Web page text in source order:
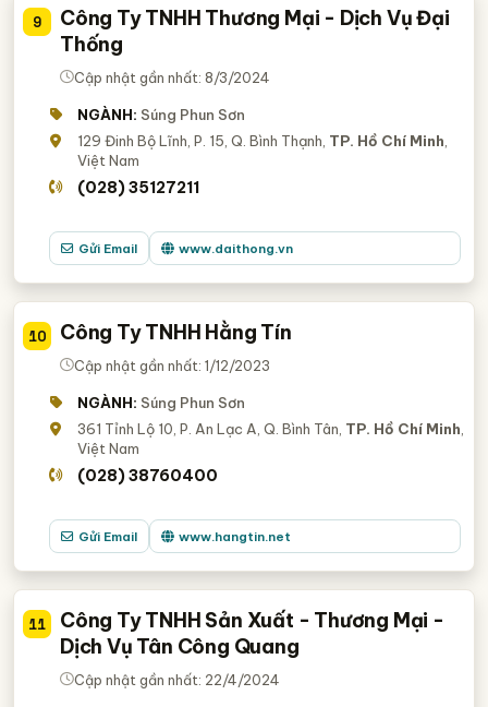
9
Công Ty TNHH Thương Mại - Dịch Vụ Đại
Thống
Cập nhật gần nhất: 8/3/2024
NGÀNH: Súng Phun Sơn
129 Đinh Bộ Lĩnh, P. 15, Q. Bình Thạnh, TP. Hồ Chí Minh,
Việt Nam
(028) 35127211
Gửi Email www.daithong.vn
10 Công Ty TNHH Hằng Tín
Cập nhật gần nhất: 1/12/2023
NGÀNH: Súng Phun Sơn
361 Tỉnh Lộ 10, P. An Lạc A, Q. Bình Tân, TP. Hồ Chí Minh,
Việt Nam
(028) 38760400
Gửi Email www.hangtin.net
11
Công Ty TNHH Sản Xuất - Thương Mại -
Dịch Vụ Tân Công Quang
Cập nhật gần nhất: 22/4/2024